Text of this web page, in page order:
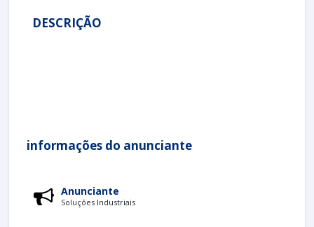
DESCRIÇÃO
informações do anunciante
Anunciante
Soluções Industriais